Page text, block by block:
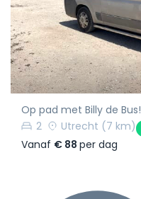
Op pad met Billy de Bus!
2
Utrecht (7 km)
Vanaf € 88 per dag